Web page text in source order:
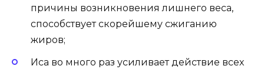
причины возникновения лишнего веса,
способствует скорейшему сжиганию
жиров;
Иса во много раз усиливает действие всех